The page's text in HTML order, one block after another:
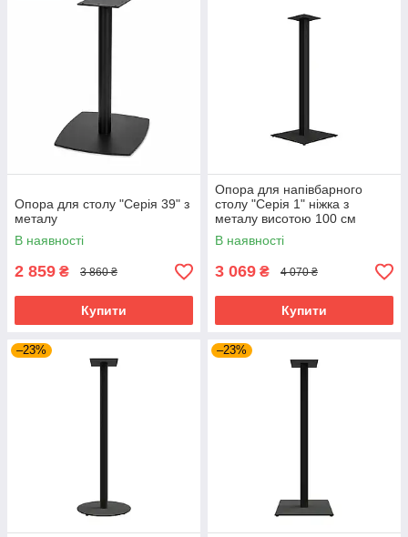
Опора для столу "Серія 39" з
металу
В наявності
2 859 ₴ 3 860 ₴
Купити
Опора для напівбарного
столу "Серія 1" ніжка з
металу висотою 100 см
В наявності
3 069 ₴ 4 070 ₴
Купити
–23% –23%